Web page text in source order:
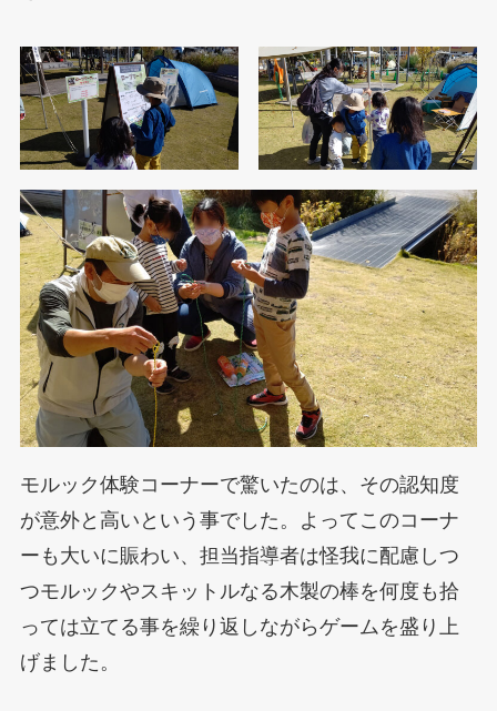
モルック体験コーナーで驚いたのは、その認知度
が意外と高いという事でした。よってこのコーナ
ーも大いに賑わい、担当指導者は怪我に配慮しつ
つモルックやスキットルなる木製の棒を何度も拾
っては立てる事を繰り返しながらゲームを盛り上
げました。